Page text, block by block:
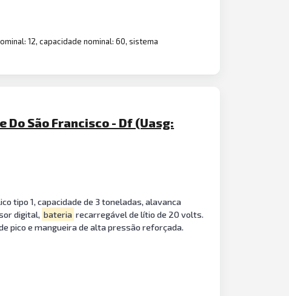
12, capacidade nominal: 60, sistema
São Francisco - Df (Uasg:
tipo 1, capacidade de 3 toneladas, alavanca
digital, bateria recarregável de lítio de 20 volts.
pico e mangueira de alta pressão reforçada.